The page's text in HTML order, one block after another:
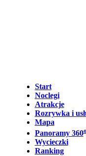
Start
Noclegi
Atrakcje
Rozrywka i
Mapa
Panoramy 360o
Wycieczki
Ranking